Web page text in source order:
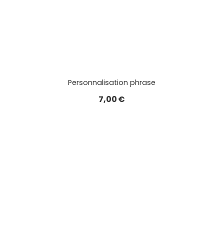
Personnalisation phrase
7,00€